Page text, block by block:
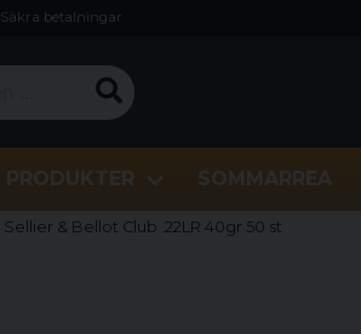
Säkra betalningar
PRODUKTER SOMMARREA
Sellier & Bellot Club .22LR 40gr 50 st